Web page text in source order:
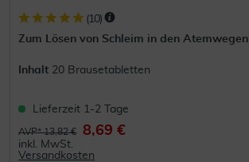
(10)
Zum Lösen von Schleim in den Atemwegen
Inhalt 20 Brausetabletten
Lieferzeit 1-2 Tage
AVP* 13,82 € 8,69 €
inkl. MwSt.
Versandkosten